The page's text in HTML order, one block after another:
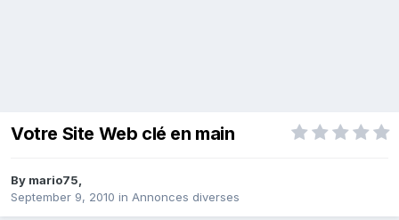
Votre Site Web clé en main
By mario75,
September 9, 2010 in Annonces diverses